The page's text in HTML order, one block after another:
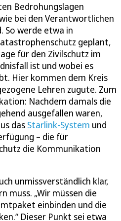
Bedrohungslagen
bei den Verantwortlichen
So werde etwa in
geplant,
für den Zivilschutz im
ist und wobei es
Hier kommen dem Kreis
Lehren zugute. Zum
Nachdem damals die
ausgefallen waren,
das Starlink-System und
– die für
die Kommunikation
unmissverständlich klar,
muss. „Wir müssen die
einbinden und die
Dieser Punkt sei etwa